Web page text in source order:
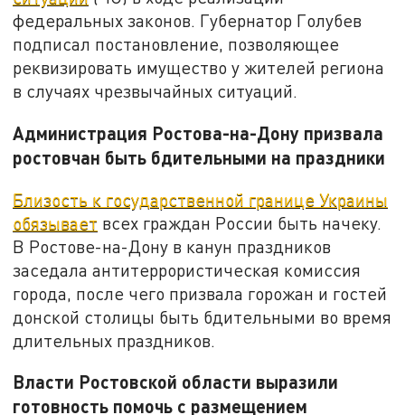
федеральных законов. Губернатор Голубев
подписал постановление, позволяющее
реквизировать имущество у жителей региона
в случаях чрезвычайных ситуаций.
Администрация Ростова-на-Дону призвала
ростовчан быть бдительными на праздники
Близость к государственной границе Украины
обязывает всех граждан России быть начеку.
В Ростове-на-Дону в канун праздников
заседала антитеррористическая комиссия
города, после чего призвала горожан и гостей
донской столицы быть бдительными во время
длительных праздников.
Власти Ростовской области выразили
готовность помочь с размещением